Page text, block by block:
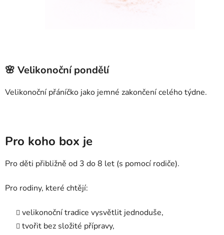
🌸 Velikonoční pondělí
Velikonoční přáníčko jako jemné zakončení celého týdne.
Pro koho box je
Pro děti přibližně od 3 do 8 let (s pomocí rodiče).
Pro rodiny, které chtějí:
velikonoční tradice vysvětlit jednoduše,
tvořit bez složité přípravy,